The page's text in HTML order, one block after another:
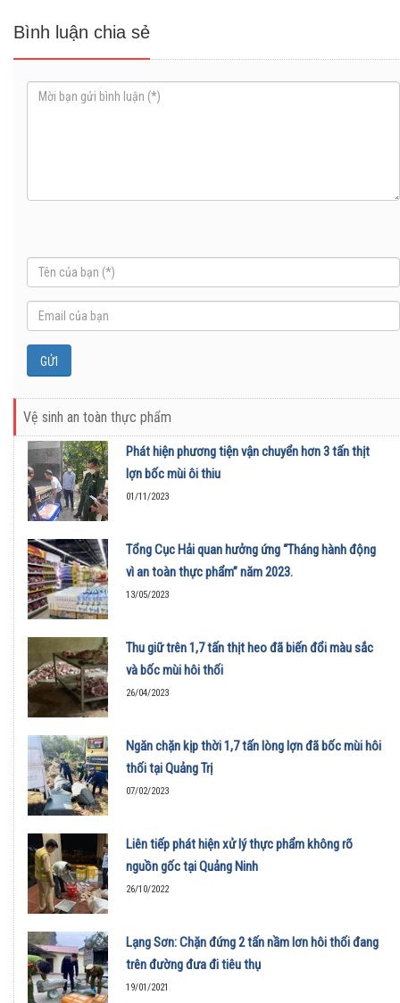
Bình luận chia sẻ
Vệ sinh an toàn thực phẩm
Phát hiện phương tiện vận chuyển hơn 3 tấn thịt
lợn bốc mùi ôi thiu
01/11/2023
Tổng Cục Hải quan hưởng ứng “Tháng hành động
vì an toàn thực phẩm” năm 2023.
13/05/2023
Thu giữ trên 1,7 tấn thịt heo đã biến đổi màu sắc
và bốc mùi hôi thối
26/04/2023
Ngăn chặn kịp thời 1,7 tấn lòng lợn đã bốc mùi hôi
thối tại Quảng Trị
07/02/2023
Liên tiếp phát hiện xử lý thực phẩm không rõ
nguồn gốc tại Quảng Ninh
26/10/2022
Lạng Sơn: Chặn đứng 2 tấn nầm lơn hôi thối đang
trên đường đưa đi tiêu thụ
19/01/2021